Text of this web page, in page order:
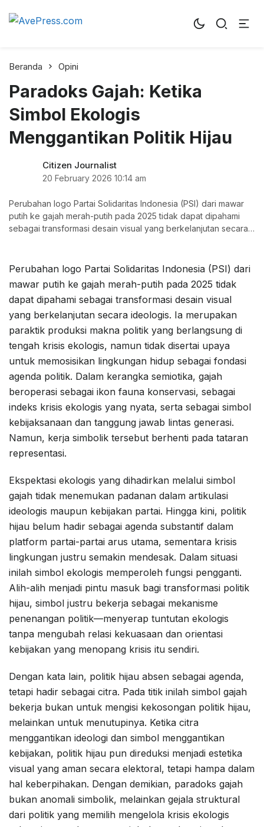
AvePress.com
Beranda Opini
Paradoks Gajah: Ketika
Simbol Ekologis
Menggantikan Politik Hijau
Citizen Journalist
20 February 2026 10:14 am
Perubahan logo Partai Solidaritas Indonesia (PSI) dari mawar
putih ke gajah merah-putih pada 2025 tidak dapat dipahami
sebagai transformasi desain visual yang berkelanjutan secara
Perubahan logo Partai Solidaritas Indonesia (PSI) dari
mawar putih ke gajah merah-putih pada 2025 tidak
dapat dipahami sebagai transformasi desain visual
yang berkelanjutan secara ideologis. Ia merupakan
paraktik produksi makna politik yang berlangsung di
tengah krisis ekologis, namun tidak disertai upaya
untuk memosisikan lingkungan hidup sebagai fondasi
agenda politik. Dalam kerangka semiotika, gajah
beroperasi sebagai ikon fauna konservasi, sebagai
indeks krisis ekologis yang nyata, serta sebagai simbol
kebijaksanaan dan tanggung jawab lintas generasi.
Namun, kerja simbolik tersebut berhenti pada tataran
representasi.
Ekspektasi ekologis yang dihadirkan melalui simbol
gajah tidak menemukan padanan dalam artikulasi
ideologis maupun kebijakan partai. Hingga kini, politik
hijau belum hadir sebagai agenda substantif dalam
platform partai-partai arus utama, sementara krisis
lingkungan justru semakin mendesak. Dalam situasi
inilah simbol ekologis memperoleh fungsi pengganti.
Alih-alih menjadi pintu masuk bagi transformasi politik
hijau, simbol justru bekerja sebagai mekanisme
penenangan politik—menyerap tuntutan ekologis
tanpa mengubah relasi kekuasaan dan orientasi
kebijakan yang menopang krisis itu sendiri.
Dengan kata lain, politik hijau absen sebagai agenda,
tetapi hadir sebagai citra. Pada titik inilah simbol gajah
bekerja bukan untuk mengisi kekosongan politik hijau,
melainkan untuk menutupinya. Ketika citra
menggantikan ideologi dan simbol menggantikan
kebijakan, politik hijau pun direduksi menjadi estetika
visual yang aman secara elektoral, tetapi hampa dalam
hal keberpihakan. Dengan demikian, paradoks gajah
bukan anomali simbolik, melainkan gejala struktural
dari politik yang memilih mengelola krisis ekologis